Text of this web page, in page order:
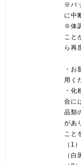
※パ
に中
※体
こと
ら再
・お
用く
・化
合に
品類
があ
こと
（1
（